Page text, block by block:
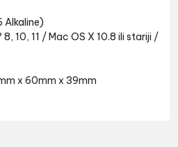
Alkaline)
10, 11 / Mac OS X 10.8 ili stariji /
x 60mm x 39mm